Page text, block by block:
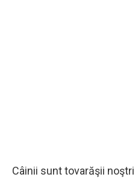
Câinii sunt tovarăşii